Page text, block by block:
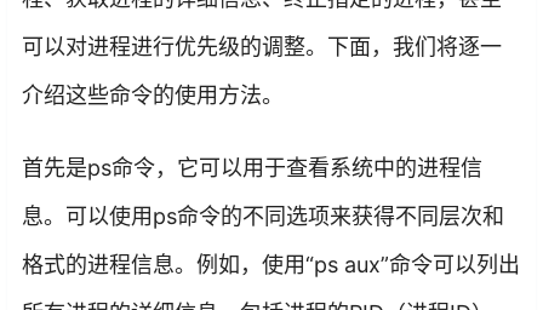
可以对进程进行优先级的调整。下面，我们将逐一
介绍这些命令的使用方法。
首先是ps命令，它可以用于查看系统中的进程信
息。可以使用ps命令的不同选项来获得不同层次和
格式的进程信息。例如，使用“ps aux”命令可以列出